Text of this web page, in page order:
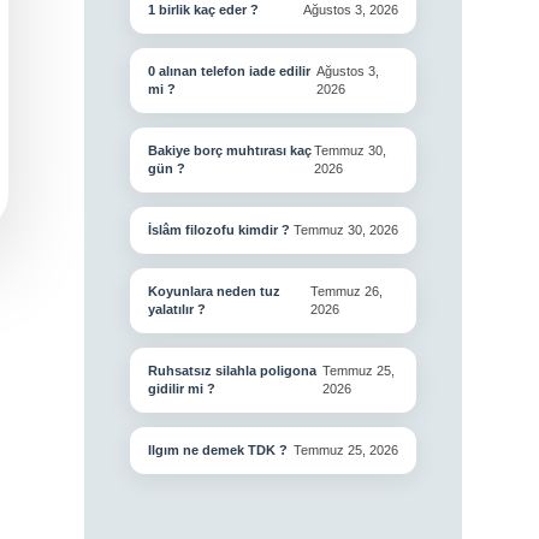
1 birlik kaç eder ? Ağustos 3, 2026
0 alınan telefon iade edilir
mi ?
Ağustos 3,
2026
Bakiye borç muhtırası kaç
gün ?
Temmuz 30,
2026
İslâm filozofu kimdir ? Temmuz 30, 2026
Koyunlara neden tuz
yalatılır ?
Temmuz 26,
2026
Ruhsatsız silahla poligona
gidilir mi ?
Temmuz 25,
2026
Ilgım ne demek TDK ? Temmuz 25, 2026